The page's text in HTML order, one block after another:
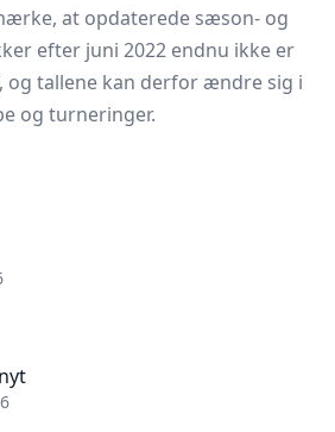
at opdaterede sæson- og
efter juni 2022 endnu ikke er
tallene kan derfor ændre sig i
og turneringer.